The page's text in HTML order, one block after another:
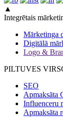
▲
Integrētais
Mārketinga
Digitālā
Logo &
PILTUVES
SEO
Apmaksāta
Influenceru
Apmaksāta